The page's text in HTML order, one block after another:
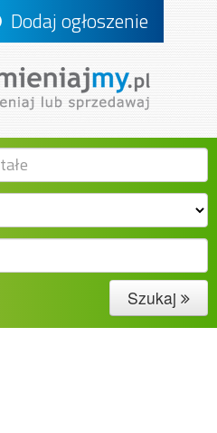
Dodaj ogłoszenie
Szukaj